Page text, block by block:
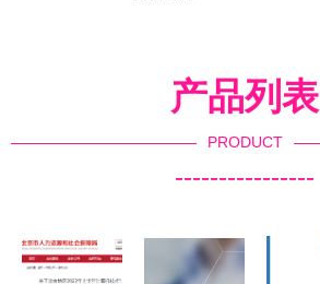
产品列表
PRODUCT
----------------